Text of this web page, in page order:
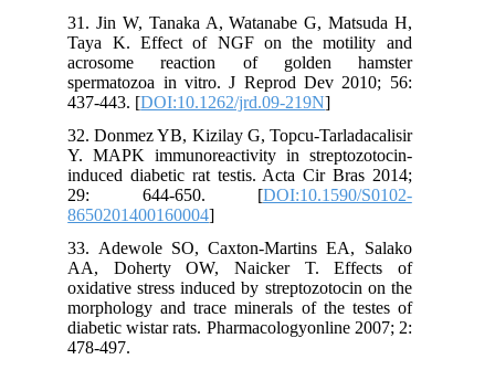
31. Jin W, Tanaka A, Watanabe G, Matsuda H,
Taya K. Effect of NGF on the motility and
acrosome reaction of golden hamster
spermatozoa in vitro. J Reprod Dev 2010; 56:
437-443. [DOI:10.1262/jrd.09-219N
32. Donmez YB, Kizilay G, Topcu-Tarladacalisir
Y. MAPK immunoreactivity in streptozotocin-
induced diabetic rat testis. Acta Cir Bras 2014;
29: 644-650. [DOI:10.1590/S0102-
8650201400160004
33. Adewole SO, Caxton-Martins EA, Salako
AA, Doherty OW, Naicker T. Effects of
oxidative stress induced by streptozotocin on the
morphology and trace minerals of the testes of
diabetic wistar rats. Pharmacologyonline 2007; 2:
478-497.